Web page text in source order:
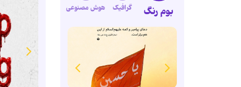
بوم رنگ گرافیک هوش مصنوعی